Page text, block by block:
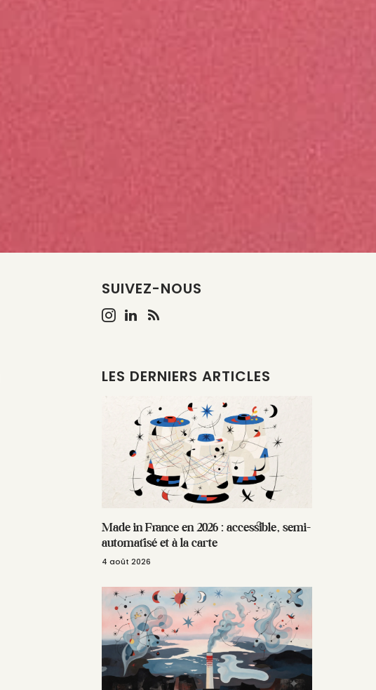
SUIVEZ-NOUS
LES DERNIERS ARTICLES
Made in France en 2026 : accessible, semi-
automatisé et à la carte
4 août 2026